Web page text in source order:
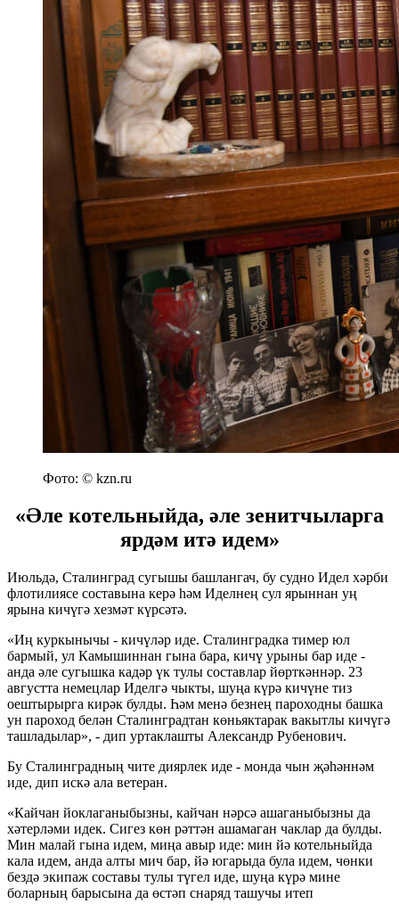
Фото: © kzn.ru
«Әле котельныйда, әле зенитчыларга
ярдәм итә идем»
Июльдә, Сталинград сугышы башлангач, бу судно Идел хәрби
флотилиясе составына керә һәм Иделнең сул ярыннан уң
ярына кичүгә хезмәт күрсәтә.
«Иң куркынычы - кичүләр иде. Сталинградка тимер юл
бармый, ул Камышиннан гына бара, кичү урыны бар иде -
анда әле сугышка кадәр үк тулы составлар йөрткәннәр. 23
августта немецлар Иделгә чыкты, шуңа күрә кичүне тиз
оештырырга кирәк булды. Һәм менә безнең пароходны башка
ун пароход белән Сталинградтан көньяктарак вакытлы кичүгә
ташладылар», - дип уртаклашты Александр Рубенович.
Бу Сталинградның чите диярлек иде - монда чын җәһәннәм
иде, дип искә ала ветеран.
«Кайчан йоклаганыбызны, кайчан нәрсә ашаганыбызны да
хәтерләми идек. Сигез көн рәттән ашамаган чаклар да булды.
Мин малай гына идем, миңа авыр иде: мин йә котельныйда
кала идем, анда алты мич бар, йә югарыда була идем, чөнки
бездә экипаж составы тулы түгел иде, шуңа күрә мине
боларның барысына да өстәп снаряд ташучы итеп